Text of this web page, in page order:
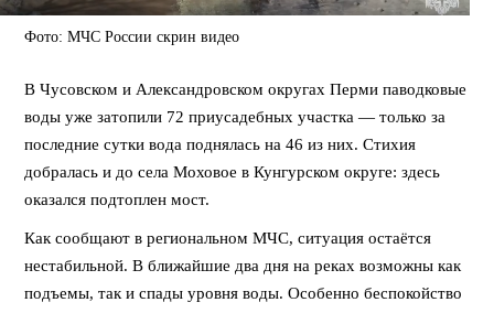
Фото: МЧС России скрин видео
В Чусовском и Александровском округах Перми паводковые
воды уже затопили 72 приусадебных участка — только за
последние сутки вода поднялась на 46 из них. Стихия
добралась и до села Моховое в Кунгурском округе: здесь
оказался подтоплен мост.
Как сообщают в региональном МЧС, ситуация остаётся
нестабильной. В ближайшие два дня на реках возможны как
подъемы, так и спады уровня воды. Особенно беспокойство